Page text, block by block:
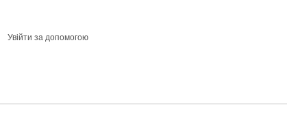
Увійти за допомогою